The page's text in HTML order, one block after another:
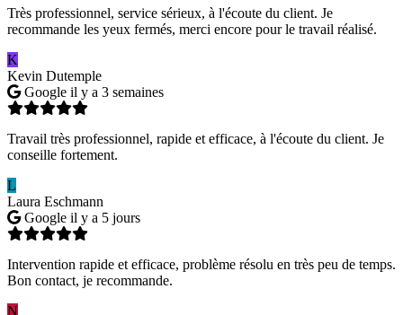
Très professionnel, service sérieux, à l'écoute du client. Je
recommande les yeux fermés, merci encore pour le travail réalisé.
K
Kevin Dutemple
Google il y a 3 semaines
Travail très professionnel, rapide et efficace, à l'écoute du client. Je
conseille fortement.
L
Laura Eschmann
Google il y a 5 jours
Intervention rapide et efficace, problème résolu en très peu de temps.
Bon contact, je recommande.
N